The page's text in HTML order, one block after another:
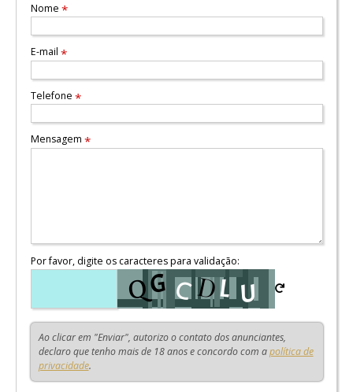
Nome *
E-mail *
Telefone *
Mensagem *
Por favor, digite os caracteres para validação:
Ao clicar em "Enviar", autorizo o contato dos anunciantes,
declaro que tenho mais de 18 anos e concordo com apolítica de
privacidade.